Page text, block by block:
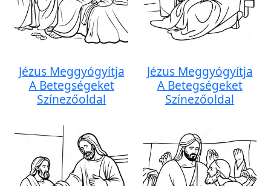
Jézus Meggyógyítja
A Betegségeket
Színezőoldal
Jézus Meggyógyítja
A Betegségeket
Színezőoldal